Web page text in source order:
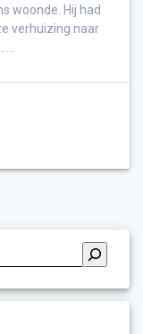
woonde. Hij had
verhuizing naar